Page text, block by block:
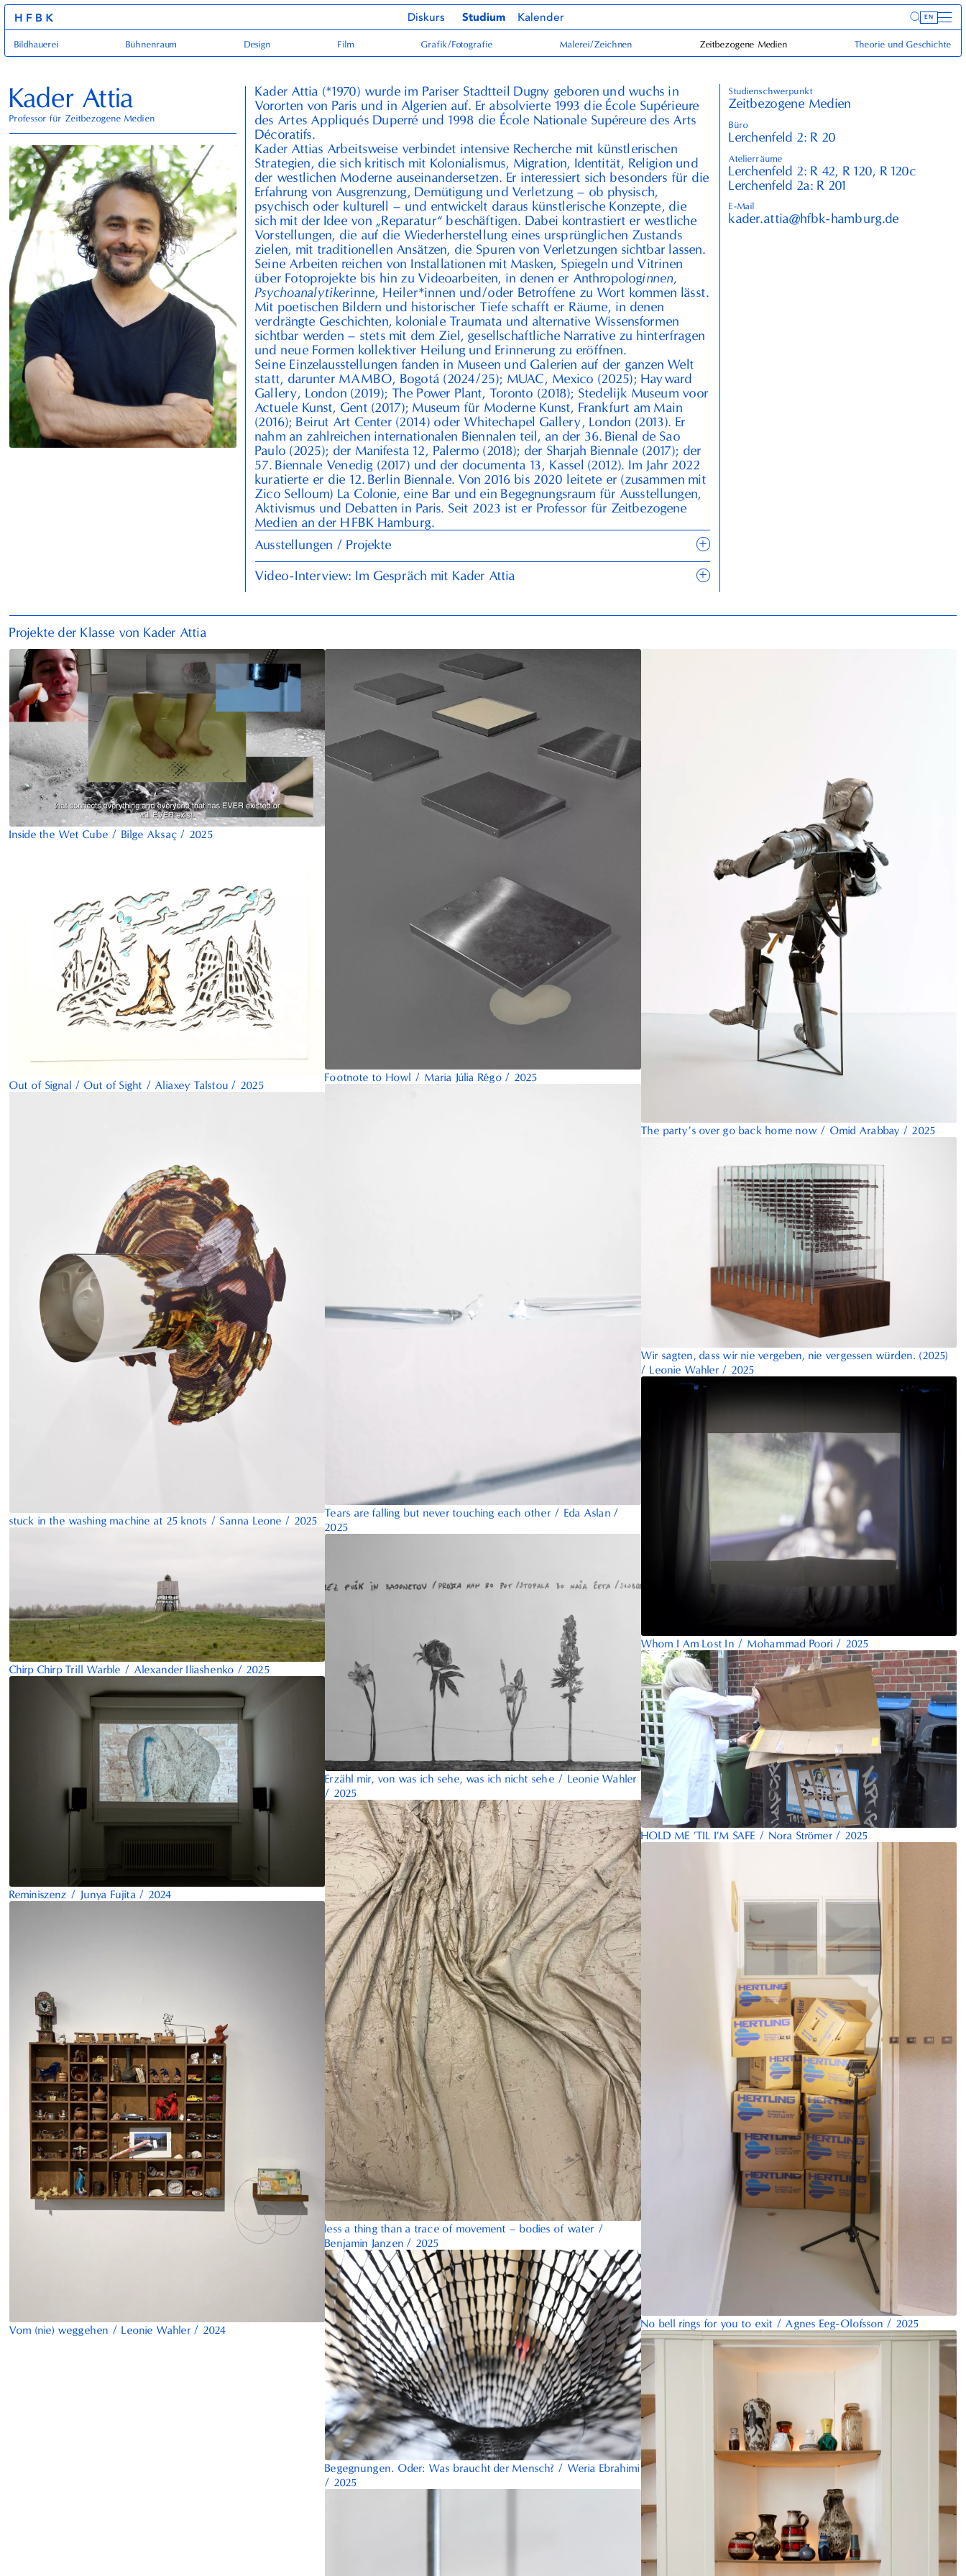
HFBK EN
Diskurs Studium Kalender
Bildhauerei Bühnenraum Design Film Grafik/Fotografie Malerei/Zeichnen Zeitbezogene Medien Theorie und Geschichte
Kader Attia
Professor für Zeitbezogene Medien
Kader Attia (*1970) wurde im Pariser Stadtteil Dugny geboren und wuchs in
Vororten von Paris und in Algerien auf. Er absolvierte 1993 die École Supérieure
des Artes Appliqués Duperré und 1998 die École Nationale Supéreure des Arts
Décoratifs.
Kader Attias Arbeitsweise verbindet intensive Recherche mit künstlerischen
Strategien, die sich kritisch mit Kolonialismus, Migration, Identität, Religion und
der westlichen Moderne auseinandersetzen. Er interessiert sich besonders für die
Erfahrung von Ausgrenzung, Demütigung und Verletzung – ob physisch,
psychisch oder kulturell – und entwickelt daraus künstlerische Konzepte, die
sich mit der Idee von „Reparatur“ beschäftigen. Dabei kontrastiert er westliche
Vorstellungen, die auf die Wiederherstellung eines ursprünglichen Zustands
zielen, mit traditionellen Ansätzen, die Spuren von Verletzungen sichtbar lassen.
Seine Arbeiten reichen von Installationen mit Masken, Spiegeln und Vitrinen
über Fotoprojekte bis hin zu Videoarbeiten, in denen er Anthropologinnen,
Psychoanalytikerinne, Heiler*innen und/oder Betroffene zu Wort kommen lässt.
Mit poetischen Bildern und historischer Tiefe schafft er Räume, in denen
verdrängte Geschichten, koloniale Traumata und alternative Wissensformen
sichtbar werden – stets mit dem Ziel, gesellschaftliche Narrative zu hinterfragen
und neue Formen kollektiver Heilung und Erinnerung zu eröffnen.
Seine Einzelausstellungen fanden in Museen und Galerien auf der ganzen Welt
statt, darunterMAMBO, Bogotá (2024/25); MUAC, Mexico (2025); Hayward
Gallery, London (2019); The Power Plant, Toronto (2018); Stedelijk Museum voor
Actuele Kunst, Gent (2017); Museum für Moderne Kunst, Frankfurt am Main
(2016); Beirut Art Center (2014) oder Whitechapel Gallery, London (2013). Er
nahm an zahlreichen internationalen Biennalen teil, an der 36.⁠ ⁠Bienal de Sao
Paulo (2025); der Manifesta12, Palermo (2018); der Sharjah Biennale (2017); der
57.⁠ ⁠Biennale Venedig (2017) und der documenta 13, Kassel (2012). Im Jahr2022
kuratierte er die 12.⁠ ⁠Berlin Biennale. Von2016 bis2020 leitete er (zusammen mit
Zico Selloum) La Colonie, eine Bar und ein Begegnungsraum für Ausstellungen,
Aktivismus und Debatten in Paris. Seit2023 ist er Professor für Zeitbezogene
Medien an derHFBK Hamburg.
Ausstellungen / Projekte
+
Video-Interview: Im Gespräch mit Kader Attia +
Studienschwerpunkt
Zeitbezogene Medien
Büro
Lerchenfeld 2: R⁠ ⁠20
Atelierräume
Lerchenfeld 2: R⁠ ⁠42, R⁠ ⁠120, R⁠ ⁠120c
Lerchenfeld 2a: R⁠ ⁠201
E-Mail
kader.attia@hfbk-hamburg.de
Projekte der Klasse von Kader Attia
Inside the Wet Cube / Bilge Aksaç / 2025
Out of Signal / Out of Sight / Aliaxey Talstou / 2025
stuck in the washing machine at 25 knots / Sanna Leone / 2025
Chirp Chirp Trill Warble / Alexander Iliashenko / 2025
Reminiszenz / Junya Fujita / 2024
Vom (nie) weggehen / Leonie Wahler / 2024
Footnote to Howl / Maria Júlia Rêgo / 2025
Tears are falling but never touching each other / Eda Aslan /
2025
Erzähl mir, von was ich sehe, was ich nicht sehe / Leonie Wahler
/ 2025
less a thing than a trace of movement – bodies of water /
Benjamin Janzen / 2025
Begegnungen. Oder: Was braucht der Mensch? / Weria Ebrahimi
/ 2025
The party’s over go back home now / Omid Arabbay / 2025
Wir sagten, dass wir nie vergeben, nie vergessen würden. (2025)
/ Leonie Wahler / 2025
Whom I Am Lost In / Mohammad Poori / 2025
HOLD ME ’TIL I’M SAFE / Nora Strömer / 2025
No bell rings for you to exit / Agnes Eeg-Olofsson / 2025